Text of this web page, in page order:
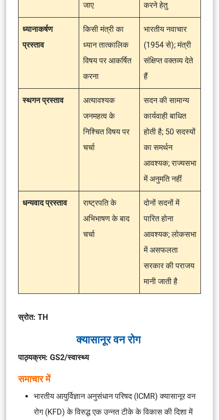
जाए
करने हेतु
ध्यानाकर्षण
प्रस्ताव
किसी मंत्री का
ध्यान तात्कालिक
विषय पर आकर्षित
करना
भारतीय नवाचार
(1954 से); मंत्री
संक्षिप्त वक्तव्य देते
हैं
स्थगन प्रस्ताव
अत्यावश्यक
जनमहत्व के
निश्चित विषय पर
चर्चा
सदन की सामान्य
कार्यवाही बाधित
होती है; 50 सदस्यों
का समर्थन
आवश्यक; राज्यसभा
में अनुमति नहीं
धन्यवाद प्रस्ताव
राष्ट्रपति के
अभिभाषण के बाद
चर्चा
दोनों सदनों में
पारित होना
आवश्यक; लोकसभा
में असफलता
सरकार की पराजय
मानी जाती है
स्रोत: TH
क्यासानूर वन रोग
पाठ्यक्रम: GS2/स्वास्थ्य
समाचार में
भारतीय आयुर्विज्ञान अनुसंधान परिषद (ICMR) क्यासानूर वन
रोग (KFD) के विरुद्ध एक उन्नत टीके के विकास की दिशा में